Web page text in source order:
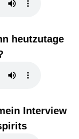
heutzutage
Interview